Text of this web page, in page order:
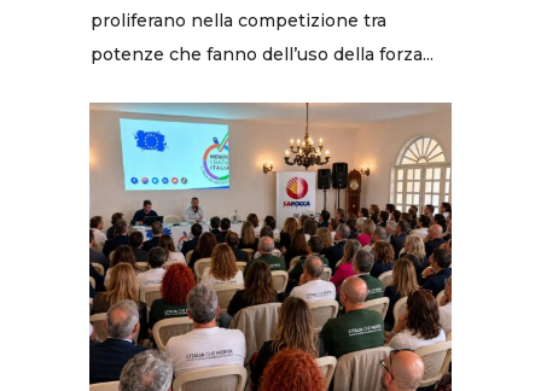
proliferano nella competizione tra
potenze che fanno dell’uso della forza...